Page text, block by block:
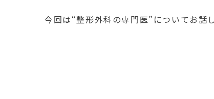
今回は“整形外科の専門医”についてお話